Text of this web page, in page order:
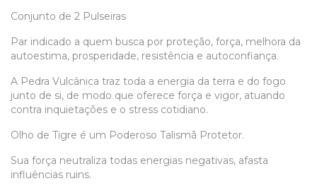
Conjunto de 2 Pulseiras
Par indicado a quem busca por proteção, força, melhora da
autoestima, prosperidade, resistência e autoconfiança.
A Pedra Vulcânica traz toda a energia da terra e do fogo
junto de si, de modo que oferece força e vigor, atuando
contra inquietações e o stress cotidiano.
Olho de Tigre é um Poderoso Talismã Protetor.
Sua força neutraliza todas energias negativas, afasta
influências ruins.